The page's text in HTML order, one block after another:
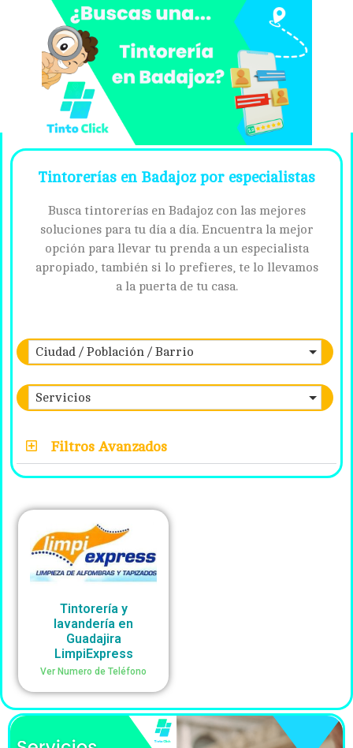
Tintorerías en Badajoz por especialistas
Busca tintorerías en Badajoz con las mejores
soluciones para tu día a día. Encuentra la mejor
opción para llevar tu prenda a un especialista
apropiado, también si lo prefieres, te lo llevamos
a la puerta de tu casa.
Ciudad / Población / Barrio
Servicios
Filtros Avanzados
Tintorería y
lavandería en
Guadajira
LimpiExpress
Ver Numero de Teléfono